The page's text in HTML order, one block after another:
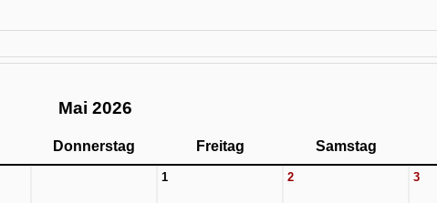
Mai 2026
Donnerstag Freitag Samstag
1 2 3